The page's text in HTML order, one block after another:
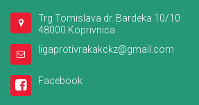
Trg Tomislava dr. Bardeka 10/10
48000 Koprivnica
ligaprotivrakakckz@gmail.com
Facebook